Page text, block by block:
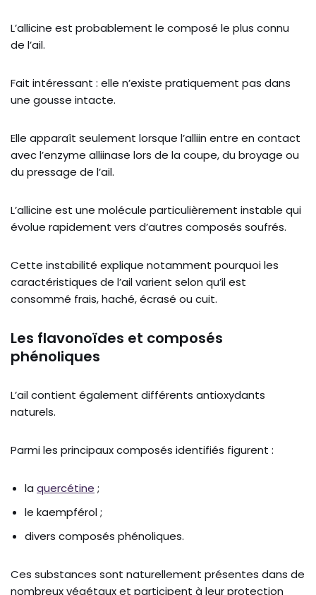
L’allicine est probablement le composé le plus connu
de l’ail.
Fait intéressant : elle n’existe pratiquement pas dans
une gousse intacte.
Elle apparaît seulement lorsque l’alliin entre en contact
avec l’enzyme alliinase lors de la coupe, du broyage ou
du pressage de l’ail.
L’allicine est une molécule particulièrement instable qui
évolue rapidement vers d’autres composés soufrés.
Cette instabilité explique notamment pourquoi les
caractéristiques de l’ail varient selon qu’il est
consommé frais, haché, écrasé ou cuit.
Les flavonoïdes et composés
phénoliques
L’ail contient également différents antioxydants
naturels.
Parmi les principaux composés identifiés figurent :
la quercétine ;
le kaempférol ;
divers composés phénoliques.
Ces substances sont naturellement présentes dans de
nombreux végétaux et participent à leur protection